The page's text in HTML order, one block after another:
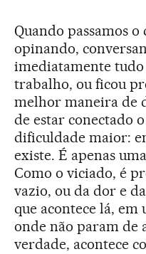
Quando passamos
opinando,
imediatamente tudo
trabalho, ou ficou
melhor maneira de
de estar conectado
dificuldade maior:
existe. É apenas
Como o viciado, é
vazio, ou da dor e
que acontece lá,
onde não param de
verdade, acontece